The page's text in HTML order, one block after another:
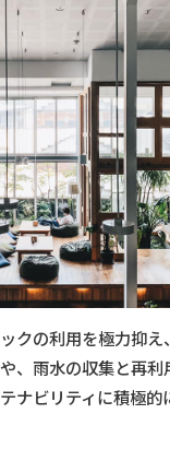
クの利用を極力抑え
、雨水の収集と再利
ナビリティに積極的